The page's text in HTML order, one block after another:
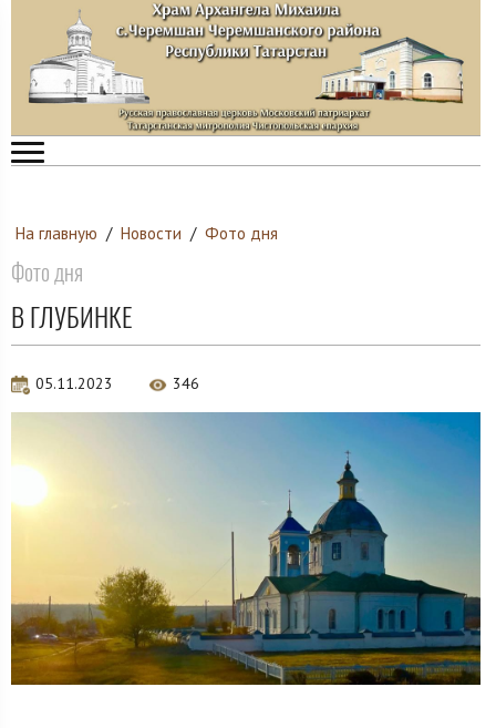
На главную / Новости / Фото дня
Фото дня
В ГЛУБИНКЕ
05.11.2023 346